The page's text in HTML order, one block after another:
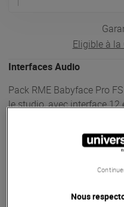
Eligible à la
Interfaces Audio
Pack RME Babyface Pro
le studio, avec interface 12
pour un setup de
Nous